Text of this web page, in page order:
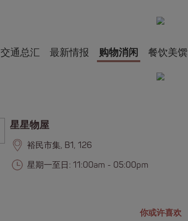
交通总汇 最新情报 购物消闲 餐饮美馔
星星物屋
裕民市集, B1, 126
星期一至日: 11:00am - 05:00pm
你或许喜欢